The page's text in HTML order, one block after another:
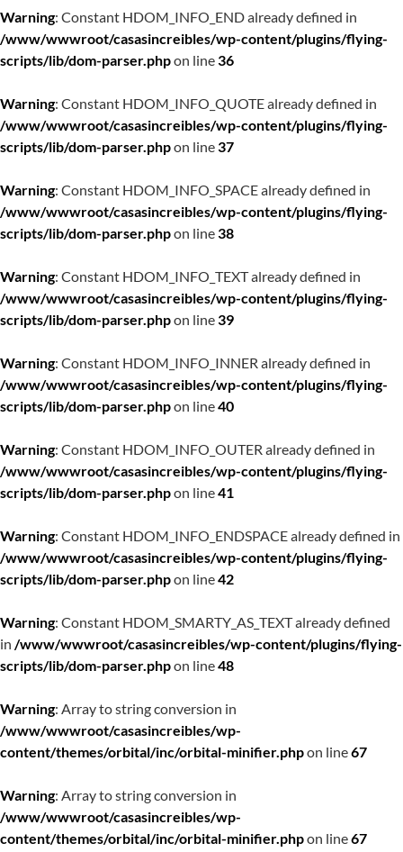
Warning: Constant HDOM_INFO_END already defined in
/www/wwwroot/casasincreibles/wp-content/plugins/flying-
scripts/lib/dom-parser.phpon line36
Warning: Constant HDOM_INFO_QUOTE already defined in
/www/wwwroot/casasincreibles/wp-content/plugins/flying-
scripts/lib/dom-parser.phpon line37
Warning: Constant HDOM_INFO_SPACE already defined in
/www/wwwroot/casasincreibles/wp-content/plugins/flying-
scripts/lib/dom-parser.phpon line38
Warning: Constant HDOM_INFO_TEXT already defined in
/www/wwwroot/casasincreibles/wp-content/plugins/flying-
scripts/lib/dom-parser.phpon line39
Warning: Constant HDOM_INFO_INNER already defined in
/www/wwwroot/casasincreibles/wp-content/plugins/flying-
scripts/lib/dom-parser.phpon line40
Warning: Constant HDOM_INFO_OUTER already defined in
/www/wwwroot/casasincreibles/wp-content/plugins/flying-
scripts/lib/dom-parser.phpon line41
Warning: Constant HDOM_INFO_ENDSPACE already defined in
/www/wwwroot/casasincreibles/wp-content/plugins/flying-
scripts/lib/dom-parser.phpon line42
Warning: Constant HDOM_SMARTY_AS_TEXT already defined
in /www/wwwroot/casasincreibles/wp-content/plugins/flying-
scripts/lib/dom-parser.phpon line48
Warning: Array to string conversion in
/www/wwwroot/casasincreibles/wp-
content/themes/orbital/inc/orbital-minifier.phpon line67
Warning: Array to string conversion in
/www/wwwroot/casasincreibles/wp-
content/themes/orbital/inc/orbital-minifier.phpon line67